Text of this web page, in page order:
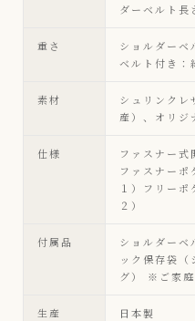
ダーベルト
重さ
ショルダー
ベルト付き：
素材
シュリンクレ
産）、オリジ
仕様
ファスナー式
ファスナー
１）フリー
２）
付属品
ショルダーベ
ック保存袋（
グ） ※ご家
生産 日本製